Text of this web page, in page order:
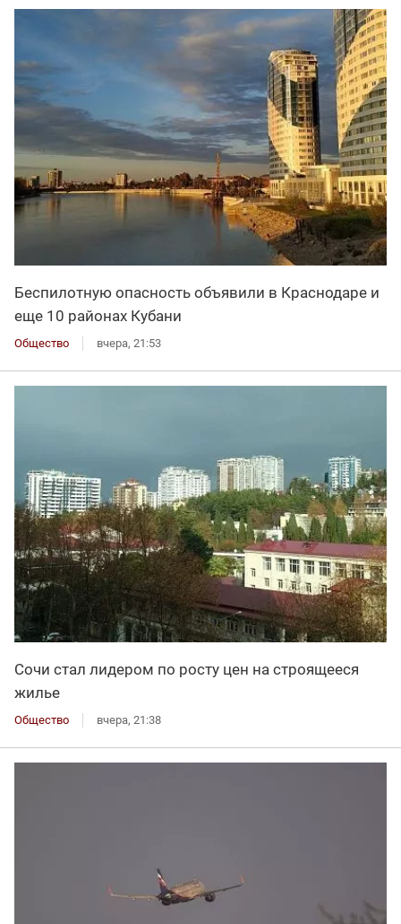
Беспилотную опасность объявили в Краснодаре и
еще 10 районах Кубани
Общество вчера, 21:53
Сочи стал лидером по росту цен на строящееся
жилье
Общество вчера, 21:38